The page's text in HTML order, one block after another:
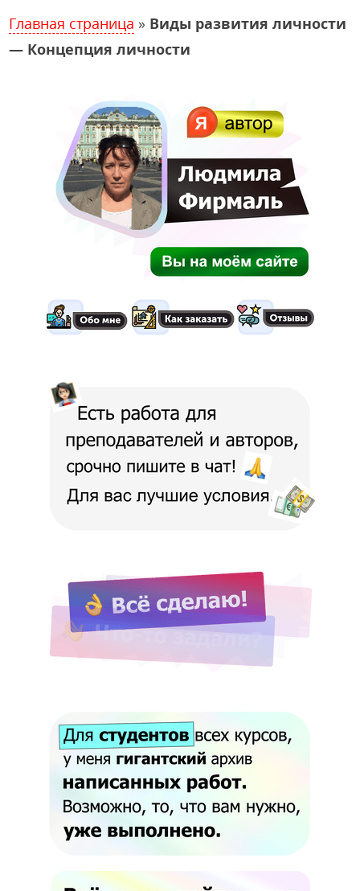
Главная страница » Виды развития личности
— Концепция личности